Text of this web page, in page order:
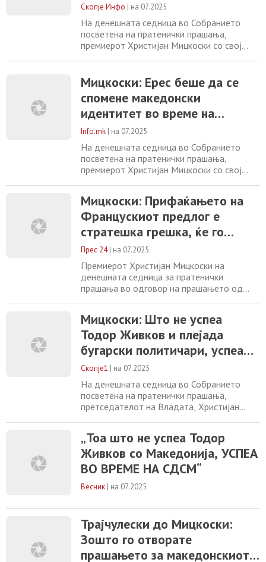
Кога зборуваме
претходната власт
Скопје Инфо | на 07.2025
На денешната седница во Собранието
посветена на пратенички прашања,
премиерот Христијан Мицкоски со свој
одговорот на пратеничкото прашање
поставено од страна на пратеникот
Трајчулевски од СДСМ, потсети дека
негаторските позиции за македонскиот
Мицкоски: Eрес беше да се
спомене македонски
идентитет во време на
претходната власт
Info.mk | на 07.2025
На денешната седница во Собранието
посветена на пратенички прашања,
премиерот Христијан Мицкоски со свој
одговорот на пратеничкото прашање
поставено од страна на пратеникот
Трајчулевски од СДСМ, потсети дека
негаторските позиции за македонскиот
идентитет и јазик не се новина во некои
Мицкоски: Прифаќањето на
Францускиот предлог е
стратешка грешка, ќе го
исправиме
Прес 24 | на 07.2025
Премиерот Христијан Мицкоски на
денешната седница за пратенички
прашања во одговор на прашањето од
евроинтеграциите, одговори дека
негаторските позиции за македонскиот
идентитет и јазик не се новина во некои
кругови во Бугарија и тие постојат уште од
создавањето на бугарската држава до
Мицкоски: Што не успеа
Тодор Живков и плејада
бугарски политичари, успеа
во време на СДСМ – не се
споменува македонскиот
идентитет
Скопје1 | на 07.2025
На денешната седница во Собранието
посветена на пратенички прашања,
претседателот на Владата, Христијан
односи, особено во делот на негаторските
позиции кои соседна Бугарија ги искажа
при гласањето на извештајот за државата
во Европскиот парламент. Премиерот
Мицкоски при одговорот на
„Тоа што не успеа Тодор
Живков со Македонија, УСПЕА
ВО ВРЕМЕ НА СДСМ“
Весник | на 07.2025
Трајчулески до Мицкоски:
Зошто го отворате
прашањето за македонскиот